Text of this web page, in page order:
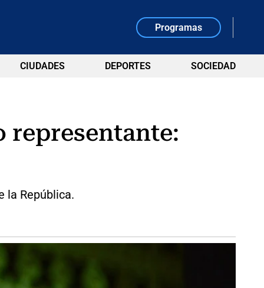
Programas
CIUDADES DEPORTES SOCIEDAD
representante:
la República.